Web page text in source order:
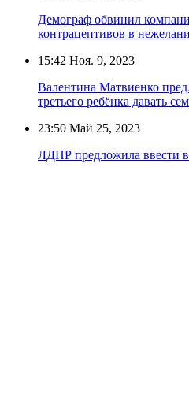
Демограф обвинил
контрацептивов в
15:42 Ноя. 9, 2023
Валентина Матвиенко
третьего ребёнка давать
23:50 Май 25, 2023
ЛДПР предложила ввести